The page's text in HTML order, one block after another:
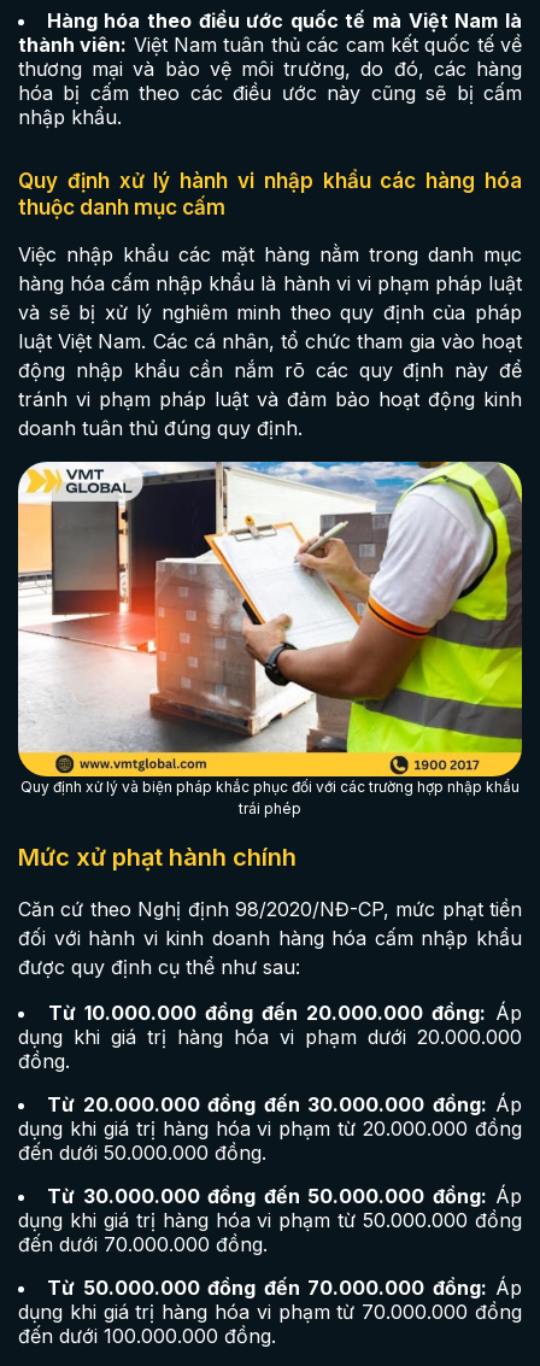
Hàng hóa theo điều ước quốc tế mà Việt Nam là
thành viên: Việt Nam tuân thủ các cam kết quốc tế về
thương mại và bảo vệ môi trường, do đó, các hàng
hóa bị cấm theo các điều ước này cũng sẽ bị cấm
nhập khẩu.
Quy định xử lý hành vi nhập khẩu các hàng hóa
thuộc danh mục cấm
Việc nhập khẩu các mặt hàng nằm trong danh mục
hàng hóa cấm nhập khẩu là hành vi vi phạm pháp luật
và sẽ bị xử lý nghiêm minh theo quy định của pháp
luật Việt Nam. Các cá nhân, tổ chức tham gia vào hoạt
động nhập khẩu cần nắm rõ các quy định này để
tránh vi phạm pháp luật và đảm bảo hoạt động kinh
doanh tuân thủ đúng quy định.
Quy định xử lý và biện pháp khắc phục đối với các trường hợp nhập khẩu
trái phép
Mức xử phạt hành chính
Căn cứ theo Nghị định 98/2020/NĐ-CP, mức phạt tiền
đối với hành vi kinh doanh hàng hóa cấm nhập khẩu
được quy định cụ thể như sau:
Từ 10.000.000 đồng đến 20.000.000 đồng: Áp
dụng khi giá trị hàng hóa vi phạm dưới 20.000.000
đồng.
Từ 20.000.000 đồng đến 30.000.000 đồng: Áp
dụng khi giá trị hàng hóa vi phạm từ 20.000.000 đồng
đến dưới 50.000.000 đồng.
Từ 30.000.000 đồng đến 50.000.000 đồng: Áp
dụng khi giá trị hàng hóa vi phạm từ 50.000.000 đồng
đến dưới 70.000.000 đồng.
Từ 50.000.000 đồng đến 70.000.000 đồng: Áp
dụng khi giá trị hàng hóa vi phạm từ 70.000.000 đồng
đến dưới 100.000.000 đồng.